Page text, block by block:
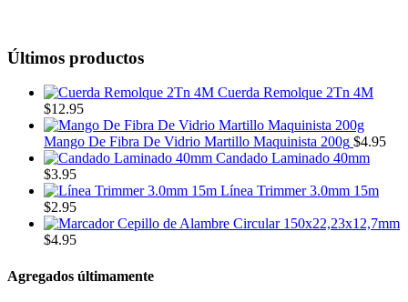
Últimos productos
Cuerda Remolque 2Tn 4M
$12.95
Mango De Fibra De Vidrio Martillo Maquinista 200g $4.95
Candado Laminado 40mm
$3.95
Línea Trimmer 3.0mm 15m
$2.95
Cepillo de Alambre Circular 150x22,23x12,7mm
$4.95
Agregados últimamente